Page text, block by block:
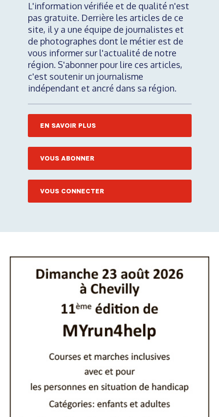
L'information vérifiée et de qualité n'est
pas gratuite. Derrière les articles de ce
site, il y a une équipe de journalistes et
de photographes dont le métier est de
vous informer sur l'actualité de notre
région. S'abonner pour lire ces articles,
c'est soutenir un journalisme
indépendant et ancré dans sa région.
EN SAVOIR PLUS
VOUS ABONNER
VOUS CONNECTER